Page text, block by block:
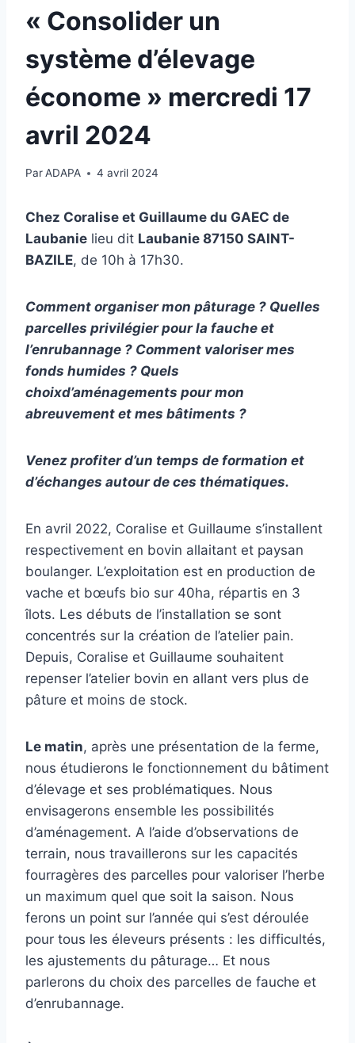
« Consolider un
système d’élevage
économe » mercredi 17
avril 2024
ParADAPA 4 avril 2024
Chez Coralise et Guillaume du GAEC de
Laubanie lieu dit Laubanie 87150 SAINT-
BAZILE, de 10h à 17h30.
Comment organiser mon pâturage ? Quelles
parcelles privilégier pour la fauche et
l’enrubannage ? Comment valoriser mes
fonds humides ? Quels
choixd’aménagements pourmon
abreuvement et mes bâtiments ?
Venez profiter d’un temps de formation et
d’échanges autour de ces thématiques.
En avril 2022, Coralise et Guillaume s’installent
respectivement en bovin allaitant et paysan
boulanger. L’exploitation est en production de
vache et bœufs bio sur 40ha, répartis en 3
îlots. Les débuts de l’installation se sont
concentrés sur la création de l’atelier pain.
Depuis, Coralise et Guillaume souhaitent
repenser l’atelier bovin en allant vers plus de
pâture et moins de stock.
Le matin, après une présentation de la ferme,
nous étudierons le fonctionnement du bâtiment
d’élevage et ses problématiques. Nous
envisagerons ensemble les possibilités
d’aménagement. A l’aide d’observations de
terrain, nous travaillerons sur les capacités
fourragères des parcelles pour valoriser l’herbe
un maximum quel que soit la saison. Nous
ferons un point sur l’année qui s’est déroulée
pour tous les éleveurs présents : les difficultés,
les ajustements du pâturage… Et nous
parlerons du choix des parcelles de fauche et
d’enrubannage.